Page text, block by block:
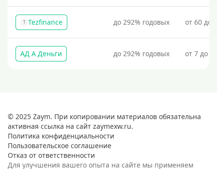
T Tezfinance до 292% годовых от 60 до
АД А Деньги до 292% годовых от 7 до
© 2025 Zaym. При копировании материалов обязательна
активная ссылка на сайт zaymexw.ru.
Политика конфиденциальности
Пользовательское соглашение
Отказ от ответственности
Для улучшения вашего опыта на сайте мы применяем